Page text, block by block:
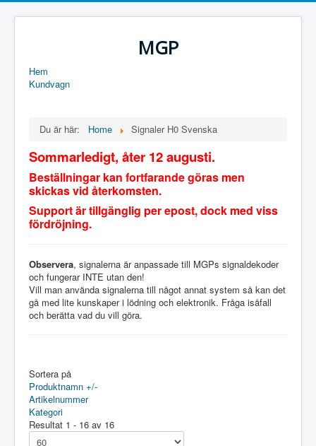
MGP
Hem
Kundvagn
Du är här: Home Signaler H0 Svenska
Sommarledigt, åter 12 augusti.
Beställningar kan fortfarande göras men
skickas vid återkomsten.
Support är tillgänglig per epost, dock med viss
fördröjning.
Observera, signalerna är anpassade till MGPs signaldekoder
och fungerar INTE utan den!
Vill man använda signalerna till något annat system så kan det
gå med lite kunskaper i lödning och elektronik. Fråga isåfall
och berätta vad du vill göra.
Sortera på
Produktnamn +/-
Artikelnummer
Kategori
Resultat 1 - 16 av 16